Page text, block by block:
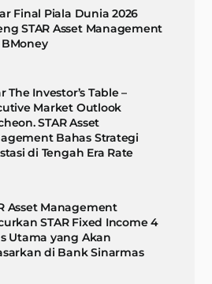
Final Piala Dunia 2026
STAR Asset Management
The Investor’s Table –
Market Outlook
STAR Asset
Bahas Strategi
di Tengah Era Rate
Asset Management
STAR Fixed Income 4
Utama yang Akan
di Bank Sinarmas